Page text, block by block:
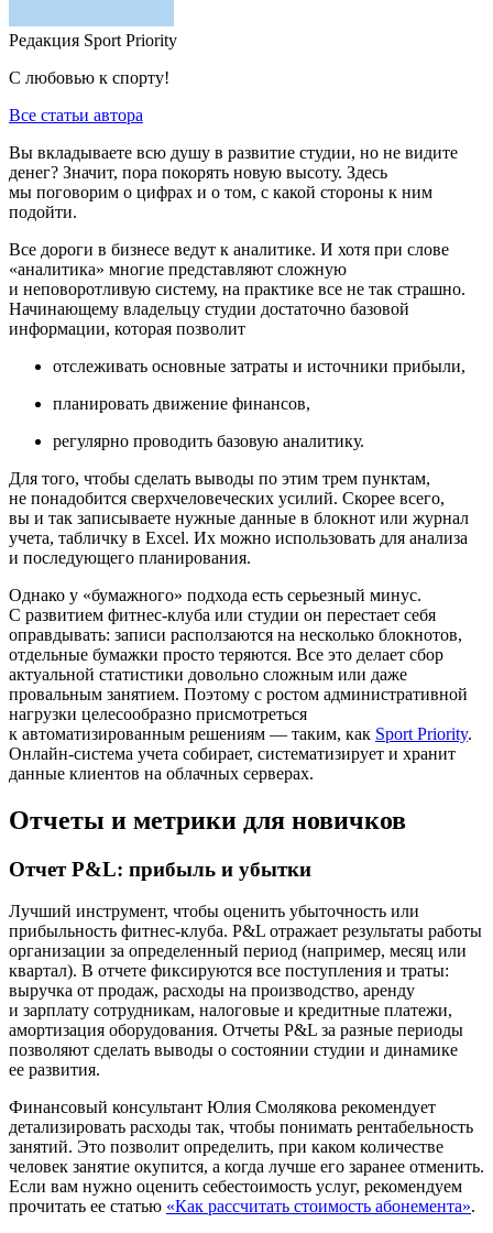
Редакция Sport Priority
С любовью к спорту!
Все статьи автора
Вы вкладываете всю душу в развитие студии, но не видите
денег? Значит, пора покорять новую высоту. Здесь
мы поговорим о цифрах и о том, с какой стороны к ним
подойти.
Все дороги в бизнесе ведут к аналитике. И хотя при слове
«аналитика» многие представляют сложную
и неповоротливую систему, на практике все не так страшно.
Начинающему владельцу студии достаточно базовой
информации, которая позволит
отслеживать основные затраты и источники прибыли,
планировать движение финансов,
регулярно проводить базовую аналитику.
Для того, чтобы сделать выводы по этим трем пунктам,
не понадобится сверхчеловеческих усилий. Скорее всего,
вы и так записываете нужные данные в блокнот или журнал
учета, табличку в Excel. Их можно использовать для анализа
и последующего планирования.
Однако у «бумажного» подхода есть серьезный минус.
С развитием фитнес-клуба или студии он перестает себя
оправдывать: записи расползаются на несколько блокнотов,
отдельные бумажки просто теряются. Все это делает сбор
актуальной статистики довольно сложным или даже
провальным занятием. Поэтому с ростом административной
нагрузки целесообразно присмотреться
к автоматизированным решениям — таким, как Sport Priority.
Онлайн-система учета собирает, систематизирует и хранит
данные клиентов на облачных серверах.
Отчеты и метрики для новичков
Отчет P&L: прибыль и убытки
Лучший инструмент, чтобы оценить убыточность или
прибыльность фитнес-клуба. P&L отражает результаты работы
организации за определенный период (например, месяц или
квартал). В отчете фиксируются все поступления и траты:
выручка от продаж, расходы на производство, аренду
и зарплату сотрудникам, налоговые и кредитные платежи,
амортизация оборудования. Отчеты P&L за разные периоды
позволяют сделать выводы о состоянии студии и динамике
ее развития.
Финансовый консультант Юлия Смолякова рекомендует
детализировать расходы так, чтобы понимать рентабельность
занятий. Это позволит определить, при каком количестве
человек занятие окупится, а когда лучше его заранее отменить.
Если вам нужно оценить себестоимость услуг, рекомендуем
прочитать ее статью «Как рассчитать стоимость абонемента».